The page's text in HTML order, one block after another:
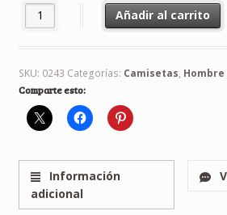
Camiseta Route 66 Manga Larga
Añadir al carrito
SKU: 0243 Categorías: Camisetas, Hombre
Comparte esto:
Información
adicional